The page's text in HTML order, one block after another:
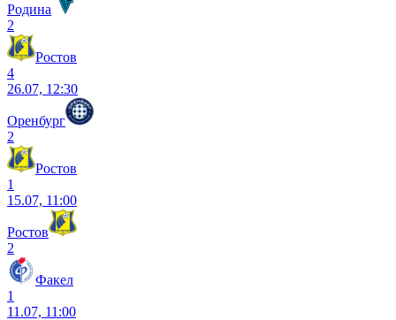
Родина
2
Ростов
4
26.07, 12:30
Оренбург
2
Ростов
1
15.07, 11:00
Ростов
2
Факел
1
11.07, 11:00